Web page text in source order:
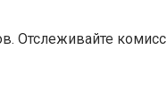
Отслеживайте